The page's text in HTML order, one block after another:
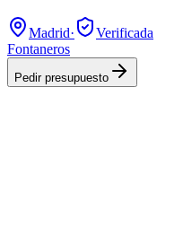
Madrid·
Verificada
Fontaneros
Pedir presupuesto